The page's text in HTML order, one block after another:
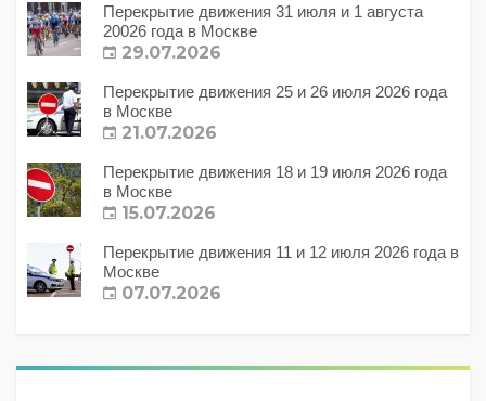
Перекрытие движения 31 июля и 1 августа
20026 года в Москве
29.07.2026
Перекрытие движения 25 и 26 июля 2026 года
в Москве
21.07.2026
Перекрытие движения 18 и 19 июля 2026 года
в Москве
15.07.2026
Перекрытие движения 11 и 12 июля 2026 года в
Москве
07.07.2026